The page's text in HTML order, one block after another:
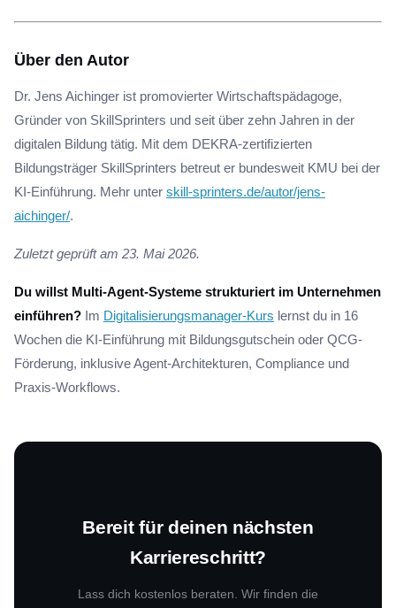
Über den Autor
Dr. Jens Aichinger ist promovierter Wirtschaftspädagoge,
Gründer von SkillSprinters und seit über zehn Jahren in der
digitalen Bildung tätig. Mit dem DEKRA-zertifizierten
Bildungsträger SkillSprinters betreut er bundesweit KMU bei der
KI-Einführung. Mehr unter skill-sprinters.de/autor/jens-
aichinger/.
Zuletzt geprüft am 23. Mai 2026.
Du willst Multi-Agent-Systeme strukturiert im Unternehmen
einführen? Im Digitalisierungsmanager-Kurs lernst du in 16
Wochen die KI-Einführung mit Bildungsgutschein oder QCG-
Förderung, inklusive Agent-Architekturen, Compliance und
Praxis-Workflows.
Bereit für deinen nächsten
Karriereschritt?
Lass dich kostenlos beraten. Wir finden die